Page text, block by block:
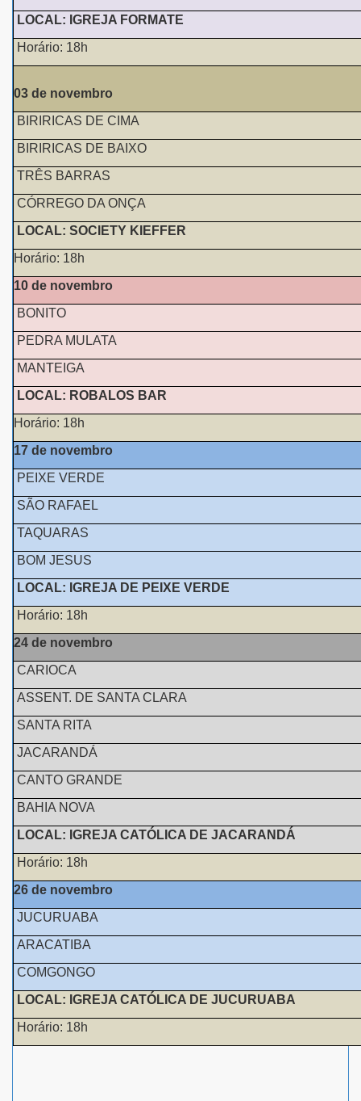
LOCAL: IGREJA FORMATE
Horário: 18h
03 de novembro
BIRIRICAS DE CIMA
BIRIRICAS DE BAIXO
TRÊS BARRAS
CÓRREGO DA ONÇA
LOCAL: SOCIETY KIEFFER
Horário: 18h
10 de novembro
BONITO
PEDRA MULATA
MANTEIGA
LOCAL: ROBALOS BAR
Horário: 18h
17 de novembro
PEIXE VERDE
SÃO RAFAEL
TAQUARAS
BOM JESUS
LOCAL: IGREJA DE PEIXE VERDE
Horário: 18h
24 de novembro
CARIOCA
ASSENT. DE SANTA CLARA
SANTA RITA
JACARANDÁ
CANTO GRANDE
BAHIA NOVA
LOCAL: IGREJA CATÓLICA DE JACARANDÁ
Horário: 18h
26 de novembro
JUCURUABA
ARACATIBA
COMGONGO
LOCAL: IGREJA CATÓLICA DE JUCURUABA
Horário: 18h